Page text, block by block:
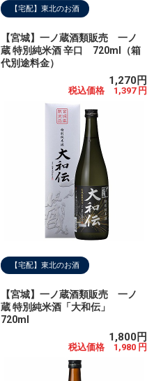
【宅配】東北のお酒
【宮城】一ノ蔵酒類販売 一ノ
蔵 特別純米酒 辛口 720ml（箱
代別途料金）
1,270円
税込価格 1,397 円
【宅配】東北のお酒
【宮城】一ノ蔵酒類販売 一ノ
蔵 特別純米酒「大和伝」
720ml
1,800円
税込価格 1,980 円